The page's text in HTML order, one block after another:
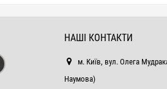
НАШІ КОНТАКТИ
м. Київ, вул. Олега
Наумова)